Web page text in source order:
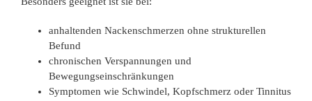
anhaltenden Nackenschmerzen ohne strukturellen
Befund
chronischen Verspannungen und
Bewegungseinschränkungen
Symptomen wie Schwindel, Kopfschmerz oder Tinnitus